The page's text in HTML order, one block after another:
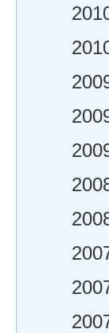
2010
2010
2009
2009
2009
2008
2008
2007
2007
2007